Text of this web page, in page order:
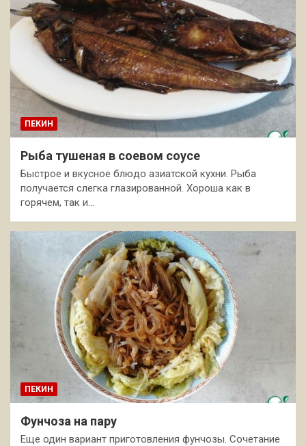
ПЕКИН
Рыба тушеная в соевом соусе
Быстрое и вкусное блюдо азиатской кухни. Рыба
получается слегка глазированной. Хороша как в
горячем, так и…
ПЕКИН
Фунчоза на пару
Еще один вариант приготовления фунчозы. Сочетание